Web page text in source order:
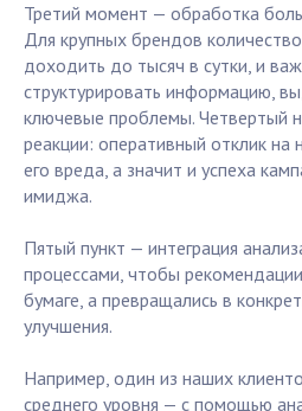
Третий момент — обработка
Для крупных брендов
доходить до тысяч в сутки, и
структурировать информацию,
ключевые проблемы. Четвертый
реакции: оперативный отклик на
его вреда, а значит и успеха
имиджа.
Пятый пункт — интеграция
процессами, чтобы
бумаге, а превращались в
улучшения.
Например, один из наших
среднего уровня — с помощью